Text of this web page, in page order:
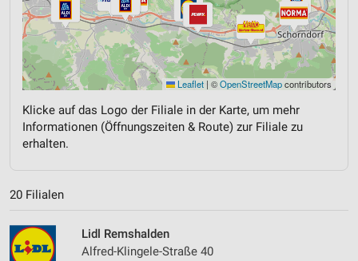
Leaflet | ©OpenStreetMapcontributors
Klicke auf das Logo der Filiale in der Karte, um mehr
Informationen (Öffnungszeiten & Route) zur Filiale zu
erhalten.
20 Filialen
Lidl Remshalden
Alfred-Klingele-Straße 40